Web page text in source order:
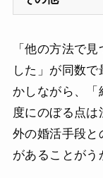
「他の方法で
した」が同数
かしながら、「
度にのぼる点
外の婚活手段と
があることがう